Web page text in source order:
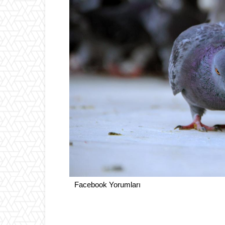
Facebook Yorumları